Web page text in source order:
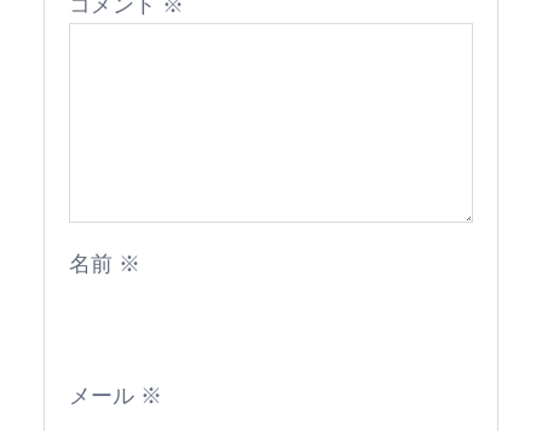
名前 ※
メール ※